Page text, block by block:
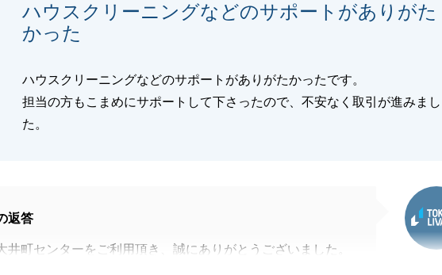
付けくださいませ。
お願い申し上げます。
ハウスクリーニングなどのサポートがありがた
かった
ハウスクリーニングなどのサポートがありがたかったです。
担当の方もこまめにサポートして下さったので、不安なく取引が進みまし
た。
返答
井町センターをご利用頂き、誠にありがとうございました。